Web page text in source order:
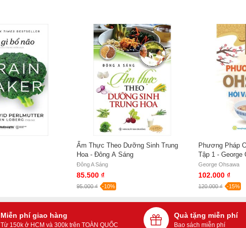
Ẩm Thực Theo Dưỡng Sinh Trung
Hoa - Đông A Sáng
Đông A Sáng
85.500 ₫
95.000 ₫ -10%
Phương Pháp
Tập 1 - George
George Ohsawa
102.000 ₫
120.000 ₫ -15%
Miễn phí giao hàng
Từ 150k ở HCM và 300k trên TOÀN QUỐC
Quà tặng miễn phí
Bao sách miễn phí